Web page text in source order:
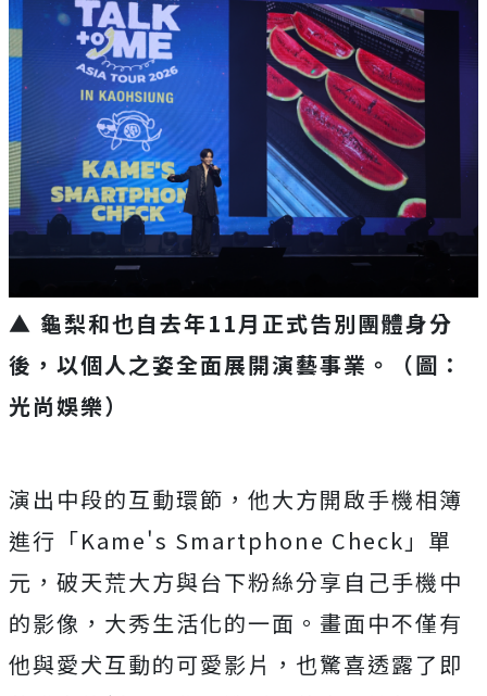
▲ 龜梨和也自去年11月正式告別團體身分
後， 以個人之姿全面展開演藝事業。（圖：
光尚娛樂）
演出中段的互動環節，他大方開啟手機相簿
進行「Kame's Smartphone Check」單
元，破天荒大方與台下粉絲分享自己手機中
的影像， 大秀生活化的一面。畫面中不僅有
他與愛犬互動的可愛影片， 也驚喜透露了即